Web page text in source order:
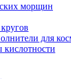
морщин
для
кислотности